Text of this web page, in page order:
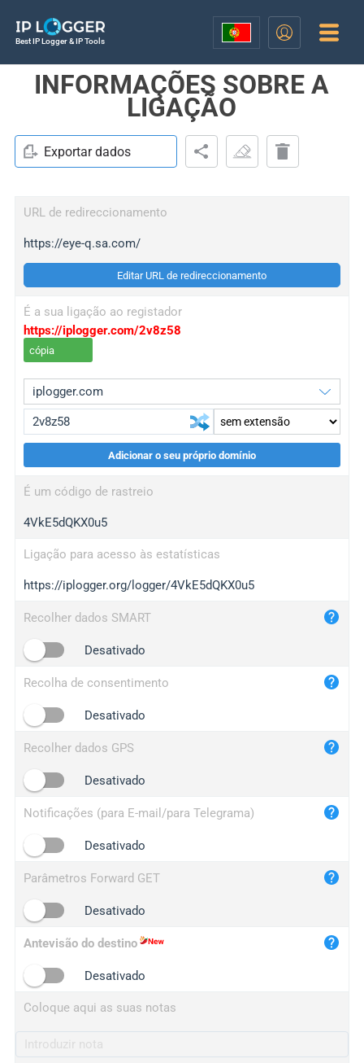
Best IP Logger & IP Tools
INFORMAÇÕES SOBRE A
LIGAÇÃO
Exportar dados
URL de redireccionamento
https://eye-q.sa.com/
Editar URL de redireccionamento
É a sua ligação ao registador
https://iplogger.com/2v8z58
cópia
wl.gl
ed.tc
bc.ax
iplogger.com
maper.info
2no.co
yip.su
iplogger.info
Adicionar o seu próprio domínio
É um código de rastreio
4VkE5dQKX0u5
Ligação para acesso às estatísticas
https://iplogger.org/logger/4VkE5dQKX0u5
Recolher dados SMART
Desativado
Recolha de consentimento
Desativado
Recolher dados GPS
Desativado
Notificações (para E-mail/para Telegrama)
Desativado
Parâmetros Forward GET
Desativado
Antevisão do destino
Desativado
Coloque aqui as suas notas